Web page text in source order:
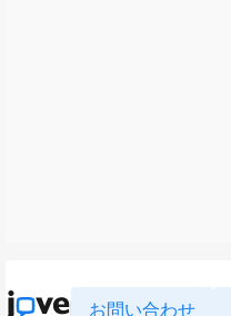
お問い合わせ